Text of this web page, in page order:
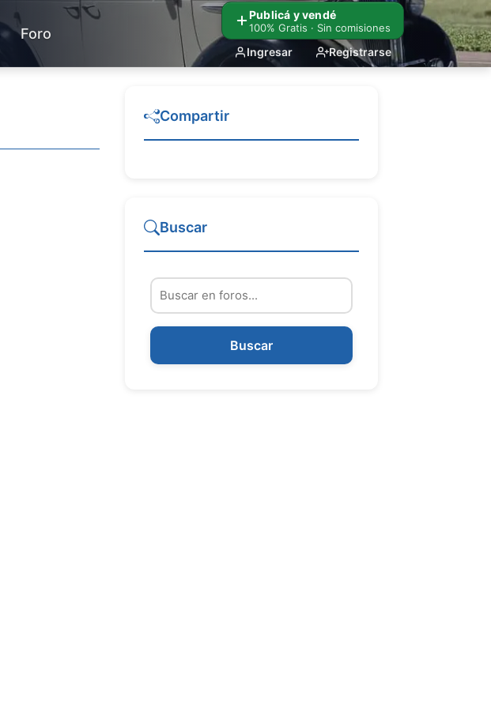
Publicá y vendé
100% Gratis · Sin comisiones
Ingresar Registrarse
Foro
Compartir
Buscar
Buscar